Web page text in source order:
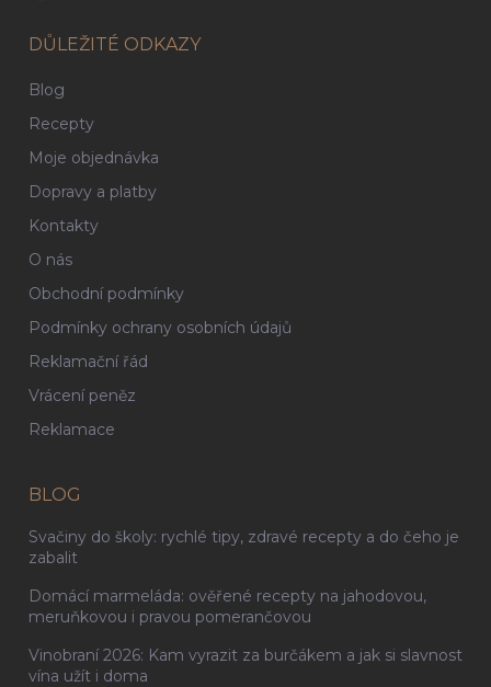
DŮLEŽITÉ ODKAZY
Blog
Recepty
Moje objednávka
Dopravy a platby
Kontakty
O nás
Obchodní podmínky
Podmínky ochrany osobních údajů
Reklamační řád
Vrácení peněz
Reklamace
BLOG
Svačiny do školy: rychlé tipy, zdravé recepty a do čeho je
zabalit
Domácí marmeláda: ověřené recepty na jahodovou,
meruňkovou i pravou pomerančovou
Vinobraní 2026: Kam vyrazit za burčákem a jak si slavnost
vína užít i doma